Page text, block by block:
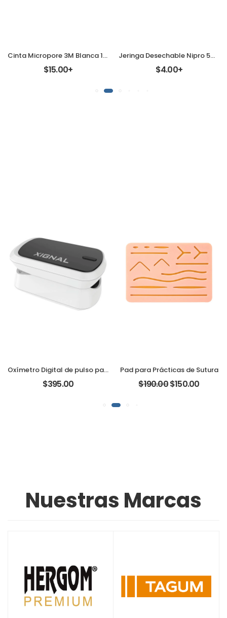
Cinta Micropore 3M Blanca 1530 Pieza
$15.00+
Jeringa Desechable Nipro 5ml. [Pieza]
$4.00+
Oxímetro Digital de pulso para uso adulto y pediátrico Marca Xignal
$395.00
Pad para Prácticas de Sutura
$190.00$150.00
Nuestras Marcas